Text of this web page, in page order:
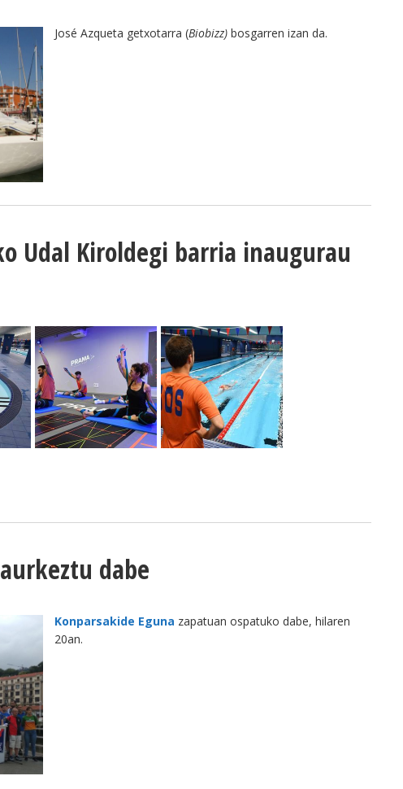
José Azqueta getxotarra (Biobizz) bosgarren izan da.
Udal Kiroldegi barria inaugurau
dabe
Konparsakide Eguna zapatuan ospatuko dabe, hilaren
20an.